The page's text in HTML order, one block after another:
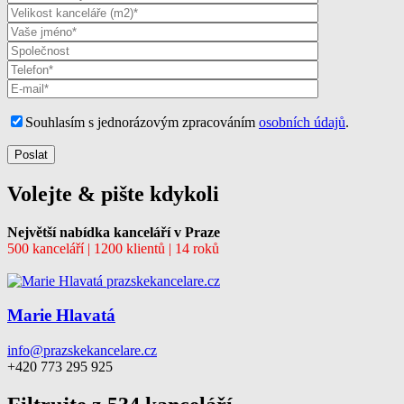
Souhlasím s jednorázovým zpracováním osobních údajů.
Volejte & pište kdykoli
Největší nabídka kanceláří v Praze
500 kanceláří | 1200 klientů | 14 roků
Marie Hlavatá
info@prazskekancelare.cz
+420 773 295 925